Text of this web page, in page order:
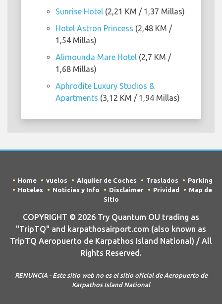
Sunrise Hotel (2,21 KM / 1,37 Millas)
Hotel Astron Princess (2,48 KM /
1,54 Millas)
Alimounda Mare Hotel (2,7 KM /
1,68 Millas)
Aphrodite Luxury Studios &
Apartments (3,12 KM / 1,94 Millas)
Home vuelos Alquiler de Coches Traslados
Parking
Hoteles
Noticias y Info Disclaimer Prividad
Map de
Sitio
COPYRIGHT © 2026 Try Quantum OU trading as
"TripTQ" and karpathosairport.com (also known as
TripTQ Aeropuerto de Karpathos Island National) / All
Rights Reserved.
RENUNCIA - Este sitio web no es el sitio oficial de Aeropuerto de
Karpathos Island National